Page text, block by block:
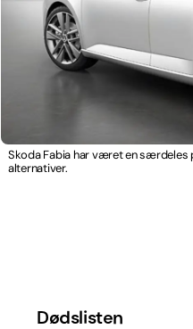
Skoda Fabia har været en særdeles
alternativer.
Dødslisten